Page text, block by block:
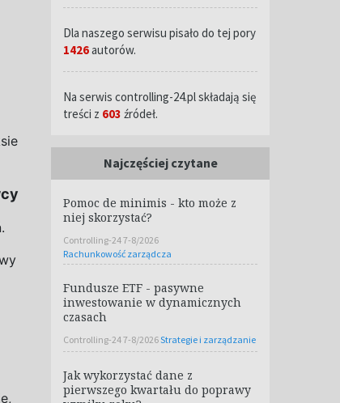
Dla naszego serwisu pisało do tej pory
1426autorów.
Na serwis controlling-24.pl składają się
treści z 603 źródeł.
Najczęściej czytane
Pomoc de minimis - kto może z
niej skorzystać?
Controlling-24 7-8/2026
Rachunkowość zarządcza
Fundusze ETF - pasywne
inwestowanie w dynamicznych
czasach
Controlling-24 7-8/2026Strategie i zarządzanie
Jak wykorzystać dane z
pierwszego kwartału do poprawy